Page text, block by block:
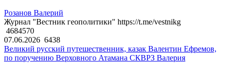
Розанов Валерий
Журнал "Вестник геополитики" https://t.me/vestnikg
4684570
07.06.2026 6438
Великий русский путешественник, казак Валентин Ефремов,
по поручению Верховного Атамана СКВРЗ Валерия